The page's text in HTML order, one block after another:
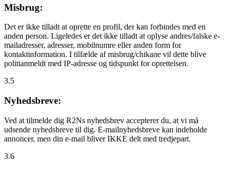
Misbrug:
Det er ikke tilladt at oprette en profil, der kan forbindes med en
anden person. Ligeledes er det ikke tilladt at oplyse andres/falske e-
mailadresser, adresser, mobilnumre eller anden form for
kontaktinformation. I tilfælde af misbrug/chikane vil dette blive
politianmeldt med IP-adresse og tidspunkt for oprettelsen.
3.5
Nyhedsbreve:
Ved at tilmelde dig R2Ns nyhedsbrev accepterer du, at vi må
udsende nyhedsbreve til dig. E-mailnyhedsbreve kan indeholde
annoncer, men din e-mail bliver IKKE delt med tredjepart.
3.6